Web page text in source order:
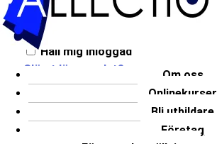
Om oss
Onlinekurser
Bli utbildare
Företag
Håll mig inloggad
Glömt lösenordet?
Har du inget konto?Registrera dig